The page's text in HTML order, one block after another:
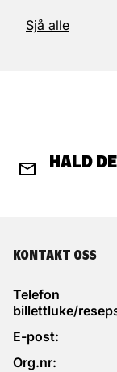
Sjå alle
HALD
KONTAKT OSS
Telefon
billettluke/
E-post:
Org.nr: